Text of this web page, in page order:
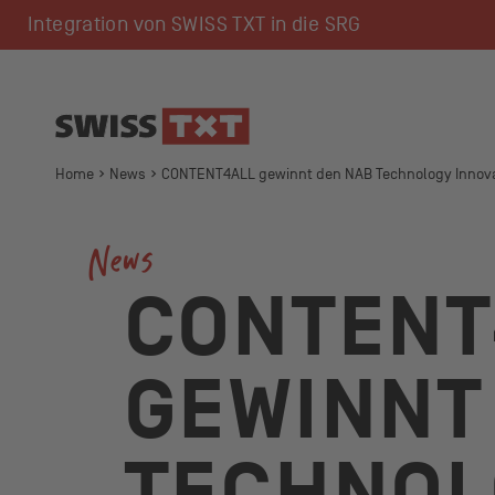
Navigieren auf swisstxt.ch
Integration von SWISS TXT in die SRG
Home News CONTENT4ALL gewinnt den NAB Technology
News